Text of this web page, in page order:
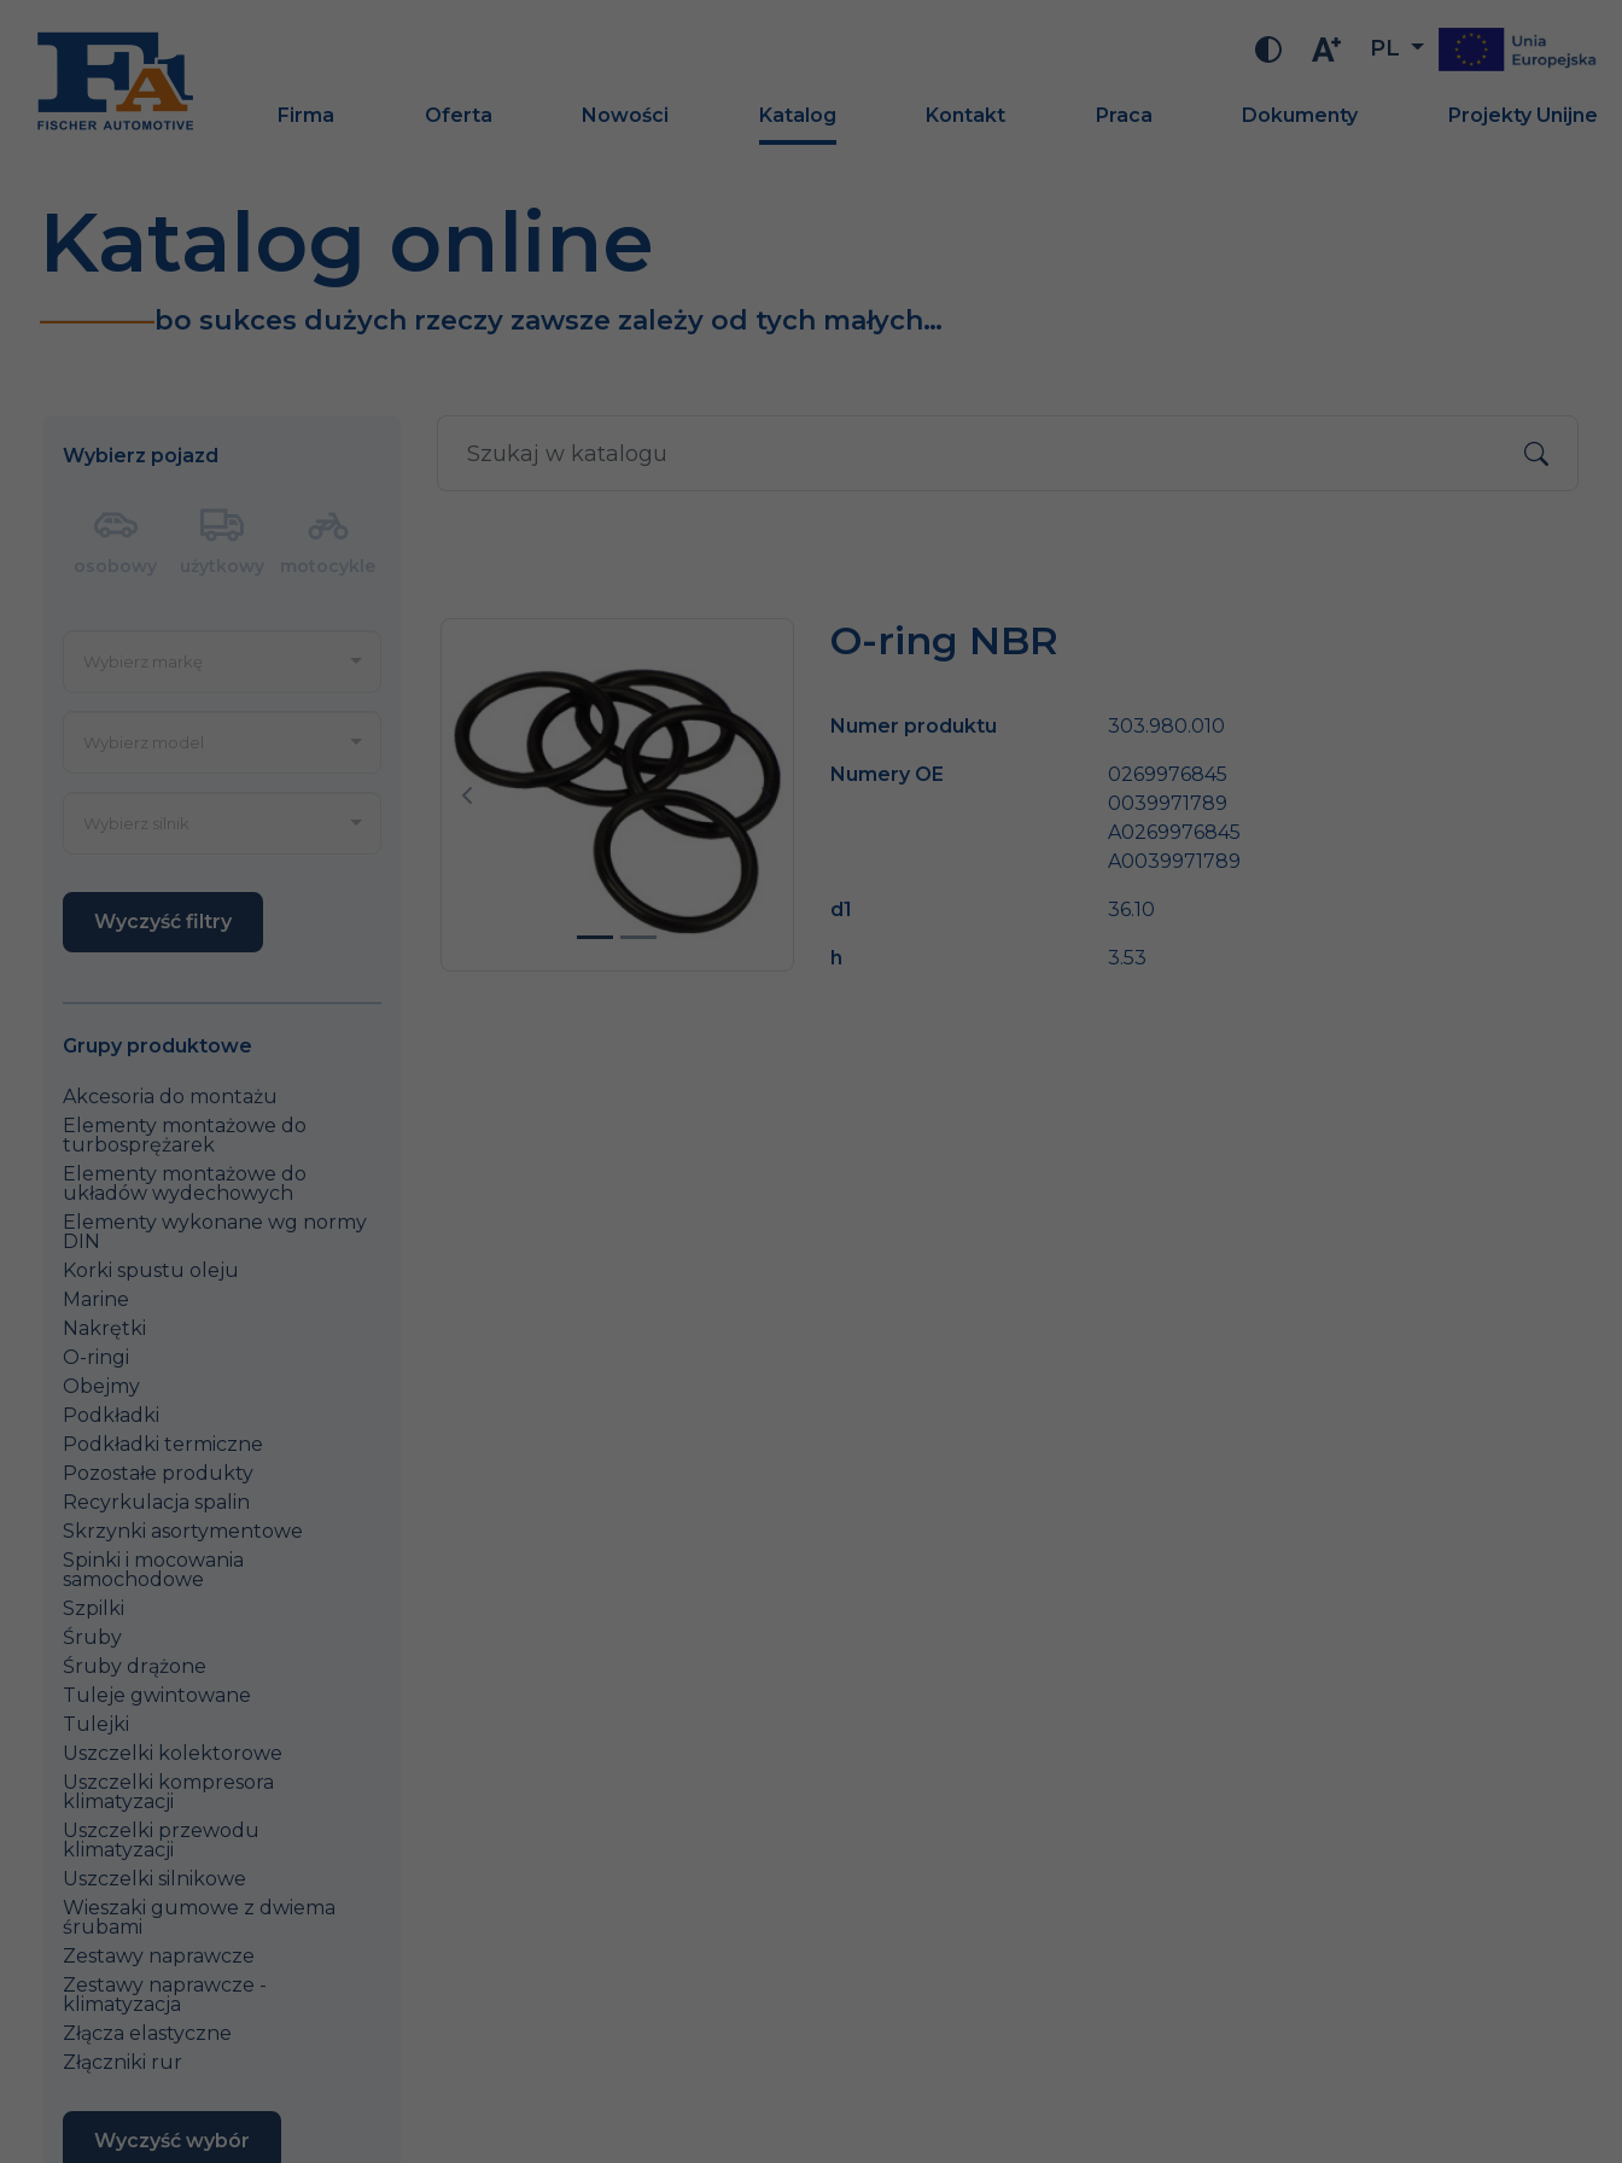
PL
Firma Oferta Nowości Katalog Kontakt Praca Dokumenty Projekty Unijne
Katalog online
bo sukces dużych rzeczy zawsze zależy od tych małych…
Wybierz pojazd
Wyczyść filtry
Grupy produktowe
Akcesoria do montażu
Elementy montażowe do
turbosprężarek
Elementy montażowe do
układów wydechowych
Elementy wykonane wg normy
DIN
Korki spustu oleju
Marine
Nakrętki
O-ringi
Obejmy
Podkładki
Podkładki termiczne
Pozostałe produkty
Recyrkulacja spalin
Skrzynki asortymentowe
Spinki i mocowania
samochodowe
Szpilki
Śruby
Śruby drążone
Tuleje gwintowane
Tulejki
Uszczelki kolektorowe
Uszczelki kompresora
klimatyzacji
Uszczelki przewodu
klimatyzacji
Uszczelki silnikowe
Wieszaki gumowe z dwiema
śrubami
Zestawy naprawcze
Zestawy naprawcze -
klimatyzacja
Złącza elastyczne
Złączniki rur
Wyczyść wybór
Poprzedni Następny
O-ring NBR
Numer produktu 303.980.010
Numery OE
0269976845
0039971789
A0269976845
A0039971789
d1 36.10
h 3.53